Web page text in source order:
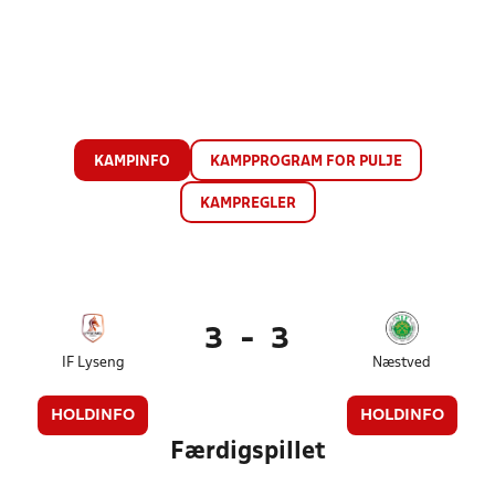
KAMPINFO KAMPPROGRAM FOR PULJE
KAMPREGLER
IF Lyseng
HOLDINFO
3 - 3
Næstved
HOLDINFO
Færdigspillet